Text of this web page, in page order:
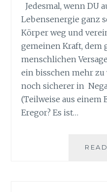
Jedesmal, wenn DU
Lebensenergie ganz
Körper weg und
gemeinen Kraft, dem
menschlichen
ein bisschen mehr
noch sicherer in
(Teilweise aus einem
Eregor? Es ist…